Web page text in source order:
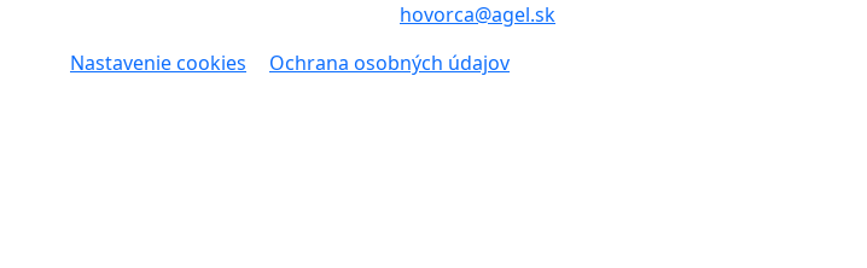
hovorca@agel.sk
Nastavenie cookies
Ochrana osobných údajov